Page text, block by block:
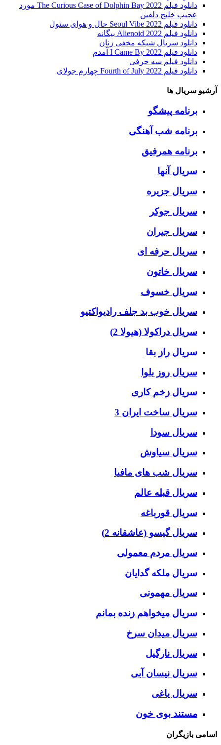
دانلود فیلم The Curious Case of Dolphin Bay 2022 مورد
عجیب خلیج دلفین
دانلود فیلم Seoul Vibe 2022 حال و هوای سئول
دانلود فیلم Alienoid 2022 بیگانه
دانلود سریال شبکه مخفی زنان
دانلود فیلم I Came By 2022 آمدم
دانلود فیلم سه حرفی
دانلود فیلم Fourth of July 2022 چهارم جولای
آرشیو سریال ها
برنامه پیشگو
برنامه شب آهنگی
برنامه همرفیق
سریال آنها
سریال جزیره
سریال جوکر
سریال جیران
سریال حرفه ای
سریال خاتون
سریال خسوف
سریال خوب بد جلف رادیواکتیو
سریال دراکولا (هیولا 2)
سریال راز بقا
سریال روز بلوا
سریال زخم کاری
سریال ساخت ایران 3
سریال سودا
سریال سیاوش
سریال شب های مافیا
سریال قبله عالم
سریال قورباغه
سریال گیسو (عاشقانه 2)
سریال مردم معمولی
سریال ملکه گدایان
سریال مهمونی
سریال میخواهم زنده بمانم
سریال میدان سرخ
سریال نارگیل
سریال نیسان آبی
سریال یاغی
مستند بوی خون
اسامی بازیگران